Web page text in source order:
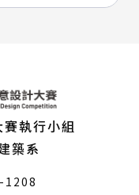
執行小組
築系